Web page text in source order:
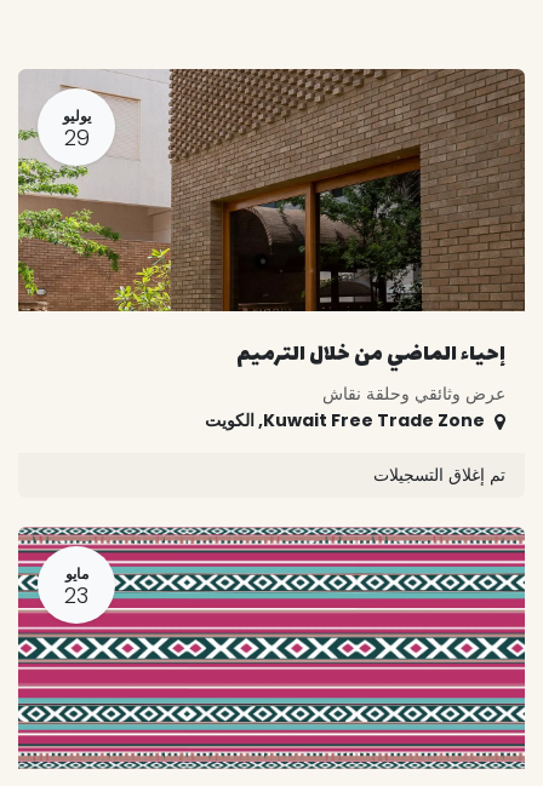
يوليو
29
إحياء الماضي من خلال الترميم
عرض وثائقي وحلقة نقاش
Kuwait Free Trade Zone
,الكويت
تم إغلاق التسجيلات
مايو
23